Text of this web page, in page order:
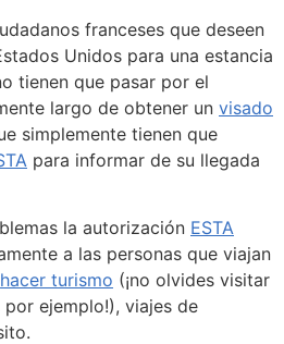
franceses que deseen
Unidos para una estancia
tienen que pasar por el
largo de obtener un visado
simplemente tienen que
para informar de su llegada
la autorización ESTA
a las personas que viajan
hacer turismo (¡no olvides visitar
por ejemplo!), viajes de